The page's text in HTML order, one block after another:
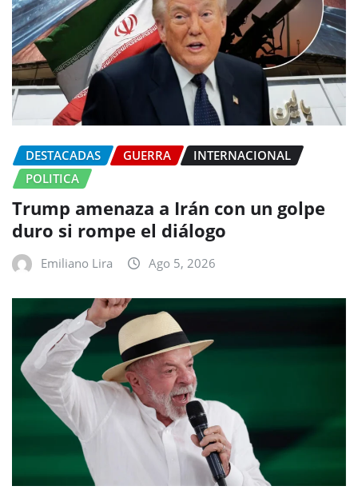
DESTACADAS GUERRA
INTERNACIONAL
POLITICA
Trump amenaza a Irán con un golpe
duro si rompe el diálogo
Emiliano Lira Ago 5, 2026